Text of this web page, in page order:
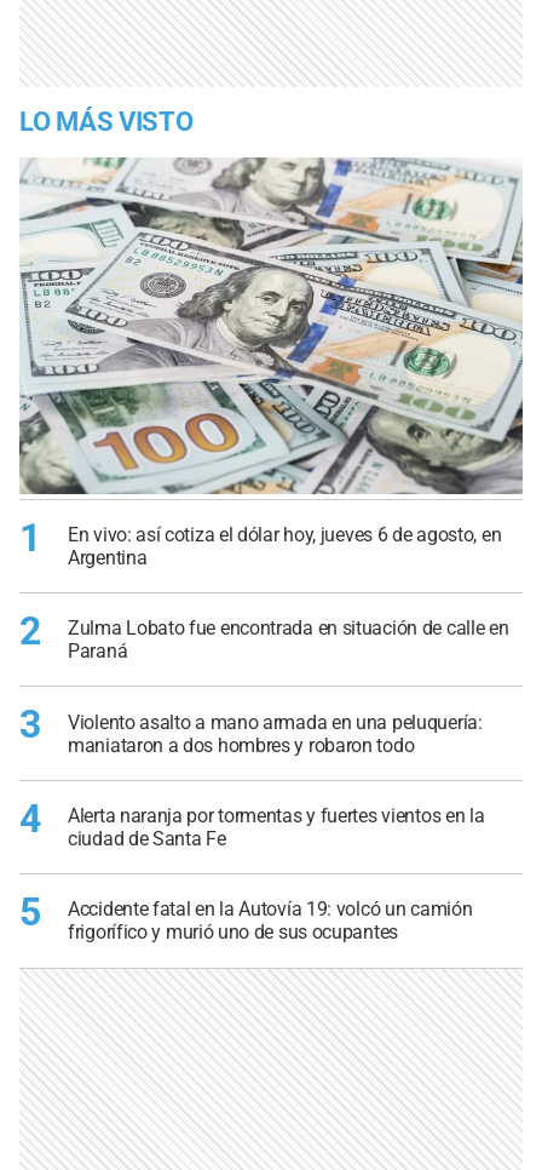
LO MÁS VISTO
1
En vivo: así cotiza el dólar hoy, jueves 6 de agosto, en
Argentina
2
Zulma Lobato fue encontrada en situación de calle en
Paraná
3
Violento asalto a mano armada en una peluquería:
maniataron a dos hombres y robaron todo
4
Alerta naranja por tormentas y fuertes vientos en la
ciudad de Santa Fe
5
Accidente fatal en la Autovía 19: volcó un camión
frigorífico y murió uno de sus ocupantes